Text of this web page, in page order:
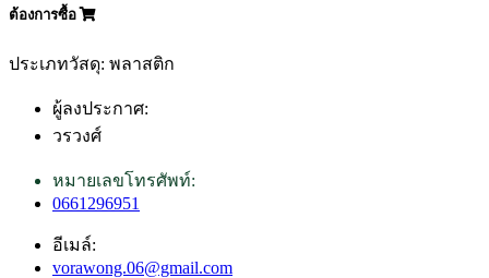
ต้องการซื้อ
ประเภทวัสดุ: พลาสติก
ผู้ลงประกาศ:
วรวงศ์
หมายเลขโทรศัพท์:
0661296951
อีเมล์:
vorawong.06@gmail.com